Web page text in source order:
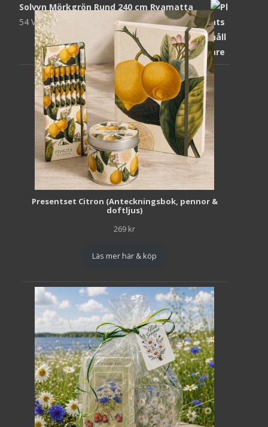
Solvyn Mörkgrön Rund 240 cm Ryamatta
54 Views1 871
Presentset Citron (Anteckningsbok, pennor &
doftljus)
269 kr
Läs mer här & köp